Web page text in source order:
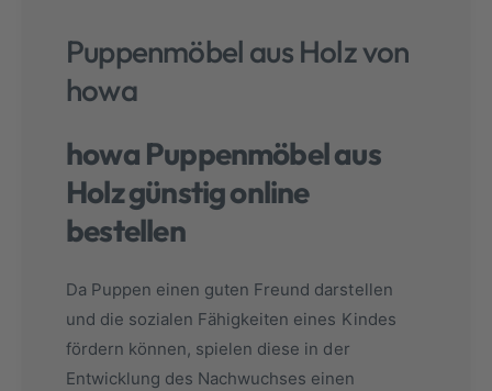
Puppenmöbel aus Holz von
howa
howa Puppenmöbel aus
Holz günstig online
bestellen
Da Puppen einen guten Freund darstellen
und die sozialen Fähigkeiten eines Kindes
fördern können, spielen diese in der
Entwicklung des Nachwuchses einen